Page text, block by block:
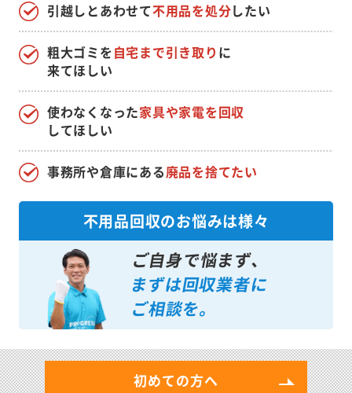
引越しとあわせて不用品を処分したい
使わなくなった家具や家電を回収
してほしい
粗大ゴミを自宅まで引き取り に
来てほしい
事務所や倉庫にある廃品を捨てたい
不用品回収のお悩みは様々
ご自身で悩まず、
まずは回収業者に
ご相談を。
初めての方へ